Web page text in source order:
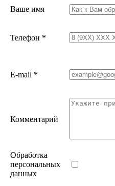
Ваше имя
Телефон *
E-mail *
Комментарий
Обработка
персональных
данных